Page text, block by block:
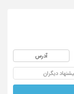
آدرس
دیگران